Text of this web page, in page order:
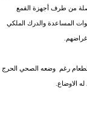
من طرف أجهزة القمع
المساعدة والدرك الملكي
رغم وضعه الصحي الحرج
الاوضاع.